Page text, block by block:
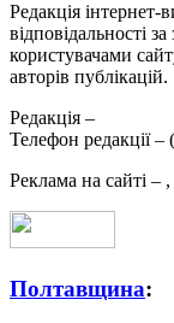
Редакція
відповідальності
користувачами
авторів публікацій.
Редакція –
Телефон редакції –
Реклама на сайті – ,
Полтавщина: